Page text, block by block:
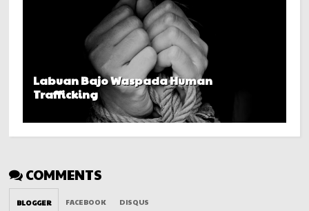
Labuan Bajo Waspada Human
Trafficking
COMMENTS
BLOGGER FACEBOOK DISQUS